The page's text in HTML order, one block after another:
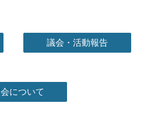
議会・活動報告
について